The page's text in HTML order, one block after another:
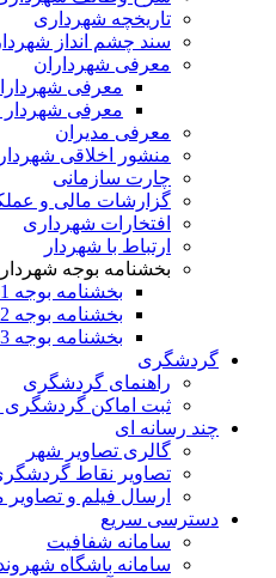
تاریخچه شهرداری
سند چشم انداز
معرفی شهرداران
معرفی
معرفی شهردار
معرفی مدیران
منشور اخلاقی
چارت سازمانی
گزارشات مالی و
افتخارات شهرداری
ارتباط با شهردار
بخشنامه بوجه
بخشنامه بوجه 1401 شهرداری ها
بخشنامه بوجه 1402 شهرداری ها
بخشنامه بوجه 1403 شهرداری ها
گردشگری
راهنمای گردشگری
ثبت اماکن گردشگری
چند رسانه ای
گالری تصاویر شهر
تصاویر نقاط
ارسال فیلم و
دسترسی سریع
سامانه شفافیت
سامانه باشگاه